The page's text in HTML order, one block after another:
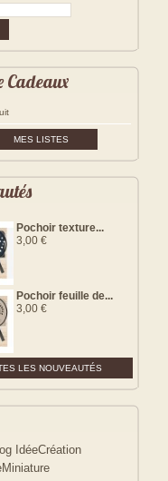
Cadeaux
MES LISTES
Pochoir texture...
3,00 €
Pochoir feuille de...
3,00 €
LES NOUVEAUTÉS
IdéeCréation